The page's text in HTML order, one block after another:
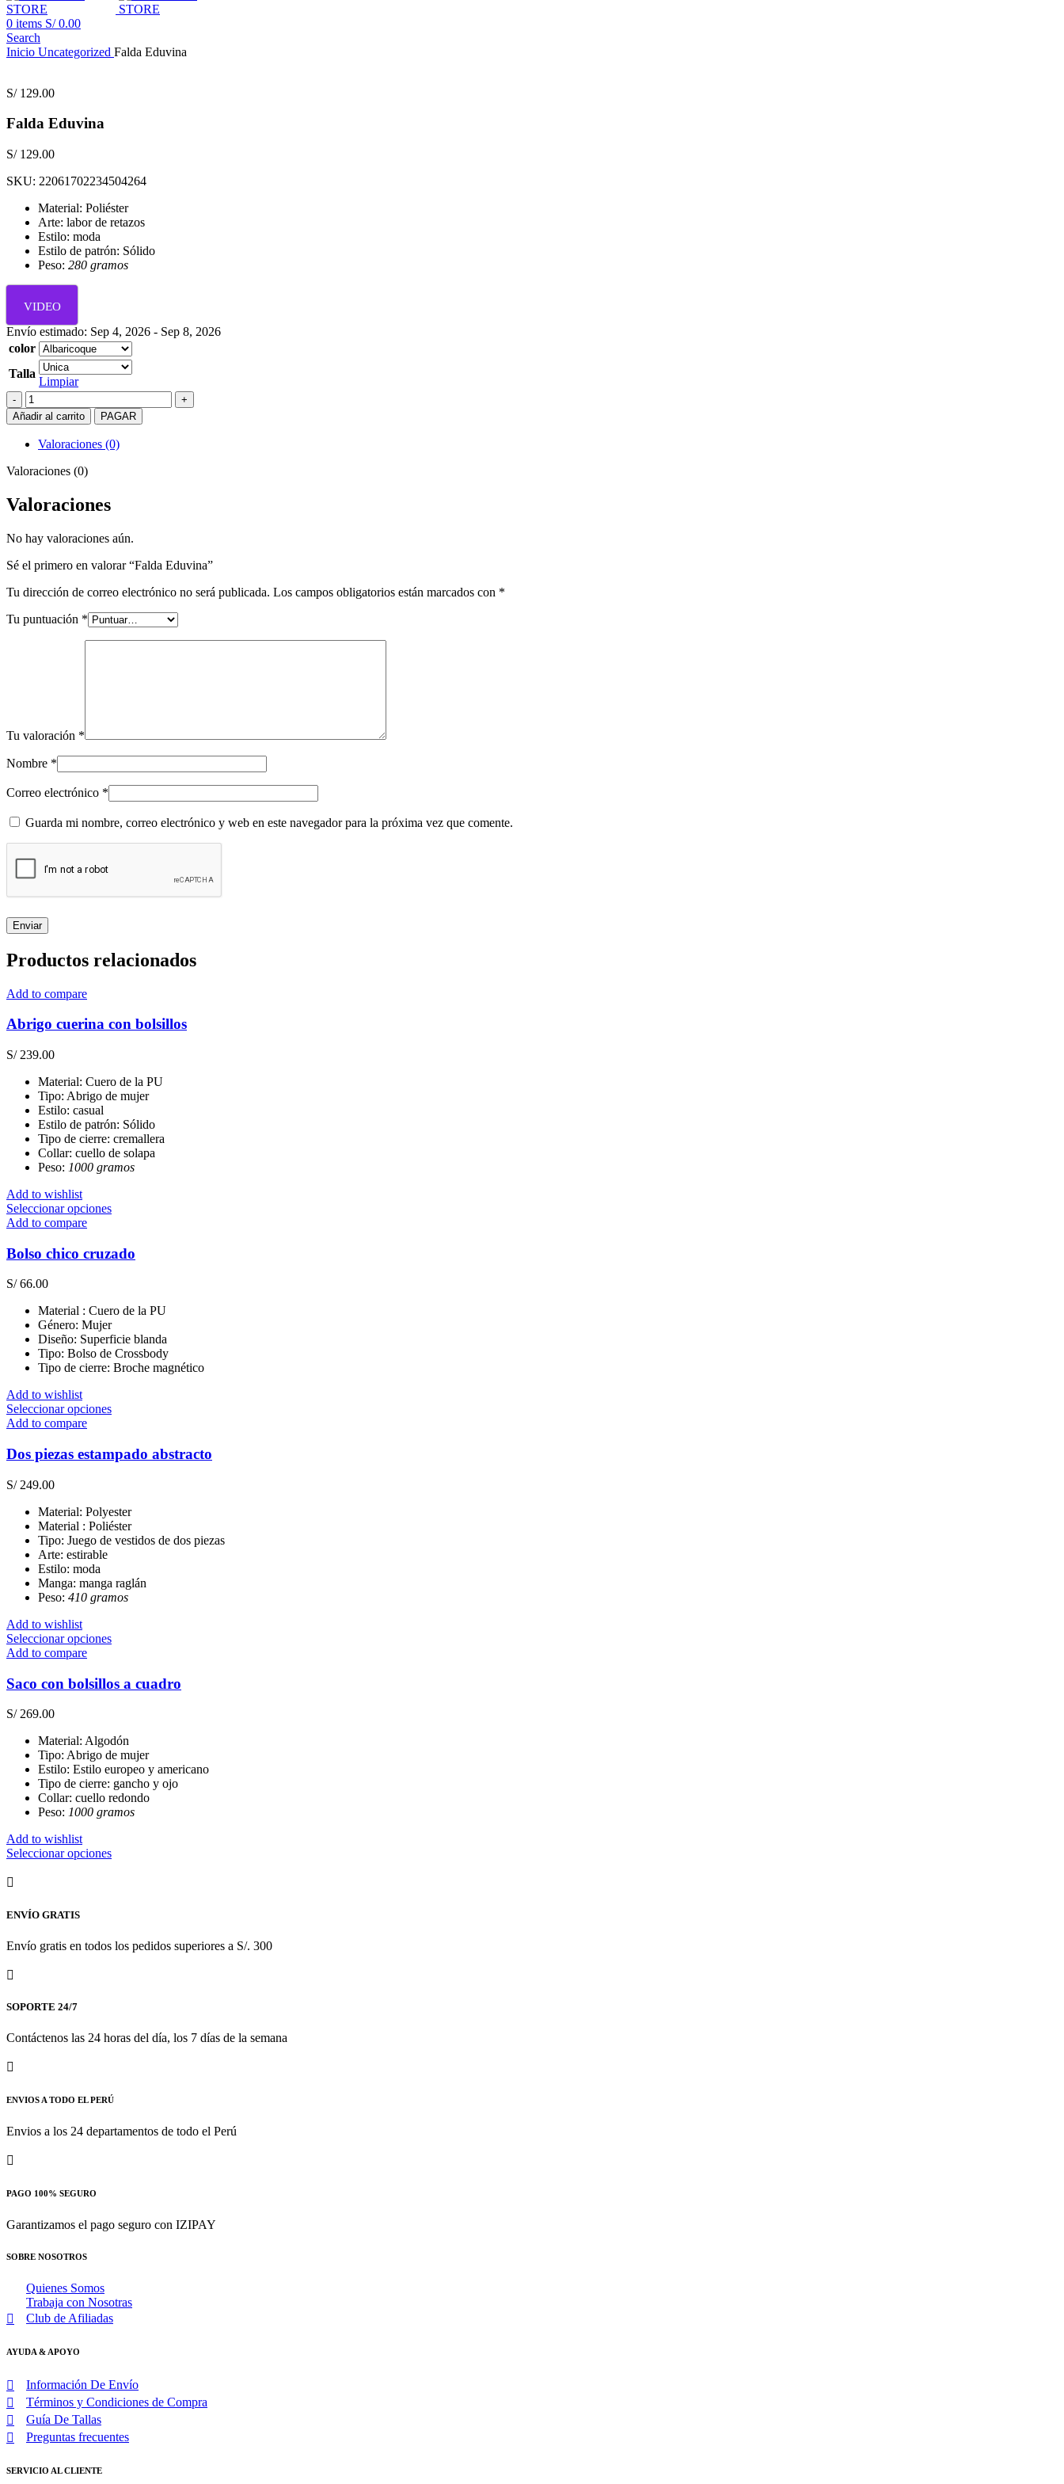
0 items S/0.00
Search
Inicio Uncategorized Falda Eduvina
S/129.00
Falda Eduvina
S/129.00
SKU: 22061702234504264
Material: Poliéster
Arte: labor de retazos
Estilo: moda
Estilo de patrón: Sólido
Peso: 280 gramos
VIDEO
Envío estimado: Sep 4, 2026 - Sep 8, 2026
color
Talla
Limpiar
Falda
Eduvina
cantidad
Añadir al carrito PAGAR
Valoraciones (0)
Valoraciones (0)
Valoraciones
No hay valoraciones aún.
Sé el primero en valorar “Falda Eduvina”
Tu dirección de correo electrónico no será publicada. Los campos obligatorios están marcados con *
Tu puntuación *
Tu valoración *
Nombre *
Correo electrónico *
Guarda mi nombre, correo electrónico y web en este navegador para la próxima vez que comente.
Productos relacionados
Add to compare
Abrigo cuerina con bolsillos
S/239.00
Material: Cuero de la PU
Tipo: Abrigo de mujer
Estilo: casual
Estilo de patrón: Sólido
Tipo de cierre: cremallera
Collar: cuello de solapa
Peso: 1000 gramos
Add to wishlist
Seleccionar opcionesEste
múltiples
variantes.
se
pueden
elegir
en
la
producto
Add to compare
Bolso chico cruzado
S/66.00
Material : Cuero de la PU
Género: Mujer
Diseño: Superficie blanda
Tipo: Bolso de Crossbody
Tipo de cierre: Broche magnético
Add to wishlist
Seleccionar opcionesEste
múltiples
variantes.
se
pueden
elegir
página
de
Add to compare
Dos piezas estampado abstracto
S/249.00
Material: Polyester
Material : Poliéster
Tipo: Juego de vestidos de dos piezas
Arte: estirable
Estilo: moda
Manga: manga raglán
Peso: 410 gramos
Add to wishlist
Seleccionar opcionesEste
múltiples
variantes.
se
pueden
elegir
en
la
página
Add to compare
Saco con bolsillos a cuadro
S/269.00
Material: Algodón
Tipo: Abrigo de mujer
Estilo: Estilo europeo y americano
Tipo de cierre: gancho y ojo
Collar: cuello redondo
Peso: 1000 gramos
Add to wishlist
Seleccionar opcionesEste
se
de
ENVÍO GRATIS
Envío gratis en todos los pedidos superiores a S/. 300
SOPORTE 24/7
Contáctenos las 24 horas del día, los 7 días de la semana
ENVIOS A TODO EL PERÚ
Envios a los 24 departamentos de todo el Perú
PAGO 100% SEGURO
Garantizamos el pago seguro con IZIPAY
SOBRE NOSOTROS
Quienes Somos
Trabaja con Nosotras
Club de Afiliadas
AYUDA & APOYO
Información De Envío
Términos y Condiciones de Compra
Guía De Tallas
Preguntas frecuentes
SERVICIO AL CLIENTE